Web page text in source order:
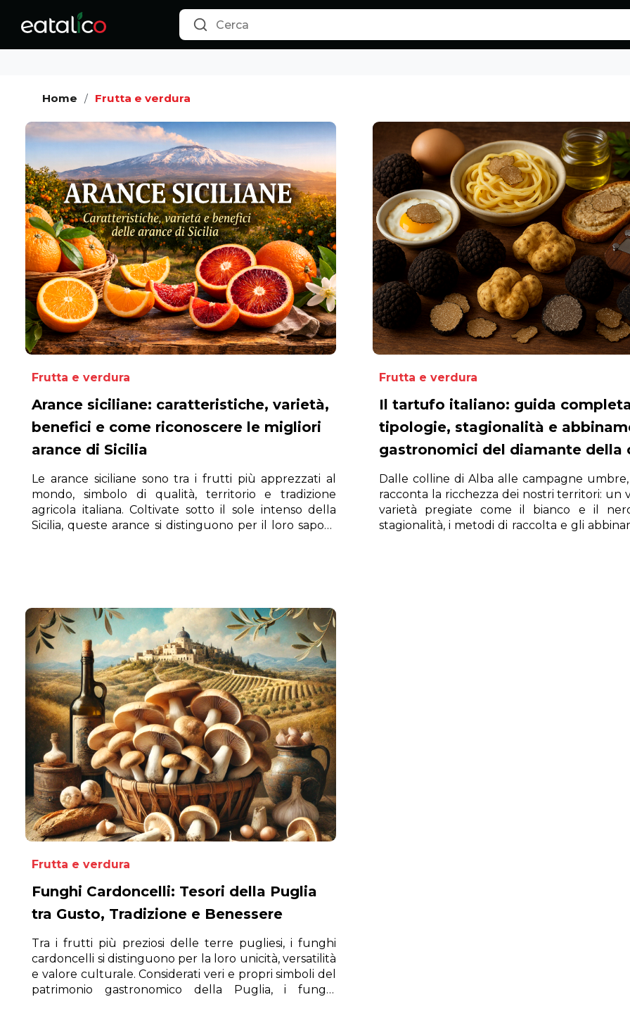
Home / Frutta e verdura
Frutta e verdura
Arance siciliane: caratteristiche, varietà,
benefici e come riconoscere le migliori
arance di Sicilia
Le arance siciliane sono tra i frutti più apprezzati al
mondo, simbolo di qualità, territorio e tradizione
agricola italiana. Coltivate sotto il sole intenso della
Sicilia, queste arance si distinguono per il loro sapore
Frutta e verdura
Il tartufo italiano: guida
tipologie, stagionalità e
gastronomici del diamante della
Dalle colline di Alba alle campagne
racconta la ricchezza dei nostri territori: un
varietà pregiate come il bianco e il
stagionalità, i metodi di raccolta e gli
Frutta e verdura
Funghi Cardoncelli: Tesori della Puglia
tra Gusto, Tradizione e Benessere
Tra i frutti più preziosi delle terre pugliesi, i funghi
cardoncelli si distinguono per la loro unicità, versatilità
e valore culturale. Considerati veri e propri simboli del
patrimonio gastronomico della Puglia, i funghi